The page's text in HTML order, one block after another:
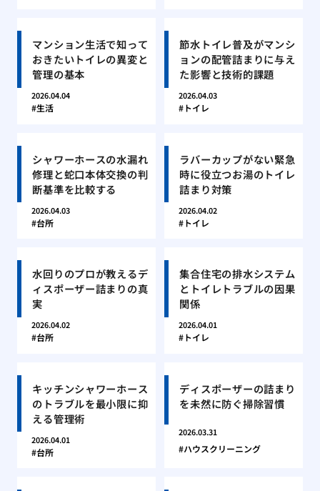
マンション生活で知って
おきたいトイレの異変と
管理の基本
2026.04.04
生活
節水トイレ普及がマンシ
ョンの配管詰まりに与え
た影響と技術的課題
2026.04.03
トイレ
シャワーホースの水漏れ
修理と蛇口本体交換の判
断基準を比較する
2026.04.03
台所
ラバーカップがない緊急
時に役立つお湯のトイレ
詰まり対策
2026.04.02
トイレ
水回りのプロが教えるデ
ィスポーザー詰まりの真
実
2026.04.02
台所
集合住宅の排水システム
とトイレトラブルの因果
関係
2026.04.01
トイレ
キッチンシャワーホース
のトラブルを最小限に抑
える管理術
2026.04.01
台所
ディスポーザーの詰まり
を未然に防ぐ掃除習慣
2026.03.31
ハウスクリーニング